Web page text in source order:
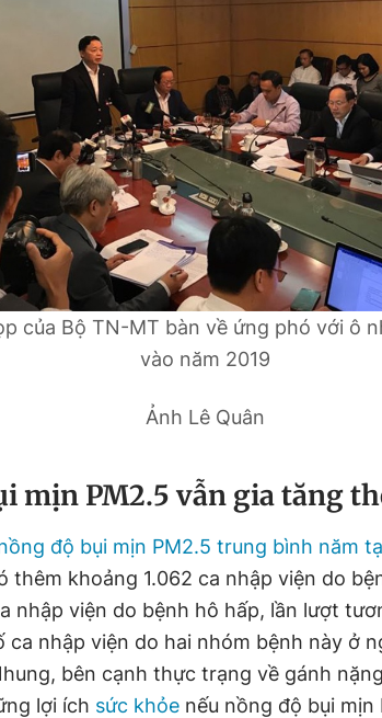
của Bộ TN-MT bàn về ứng phó với ô
vào năm 2019
Ảnh Lê Quân
mịn PM2.5 vẫn gia tăng
độ bụi mịn PM2.5 trung bình năm
thêm khoảng 1.062 ca nhập viện do
nhập viện do bệnh hô hấp, lần lượt
ca nhập viện do hai nhóm bệnh này ở
bên cạnh thực trạng về gánh
lợi ích sức khỏe nếu nồng độ bụi mịn